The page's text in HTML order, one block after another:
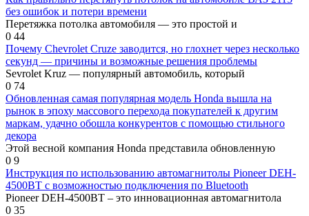
без ошибок и потери времени
Перетяжка потолка автомобиля — это простой и
0 44
Почему Chevrolet Cruze заводится, но глохнет через несколько
секунд — причины и возможные решения проблемы
Sevrolet Kruz — популярный автомобиль, который
0 74
Обновленная самая популярная модель Honda вышла на
рынок в эпоху массового перехода покупателей к другим
маркам, удачно обошла конкурентов с помощью стильного
декора
Этой весной компания Honda представила обновленную
0 9
Инструкция по использованию автомагнитолы Pioneer DEH-
4500BT с возможностью подключения по Bluetooth
Pioneer DEH-4500BT – это инновационная автомагнитола
0 35